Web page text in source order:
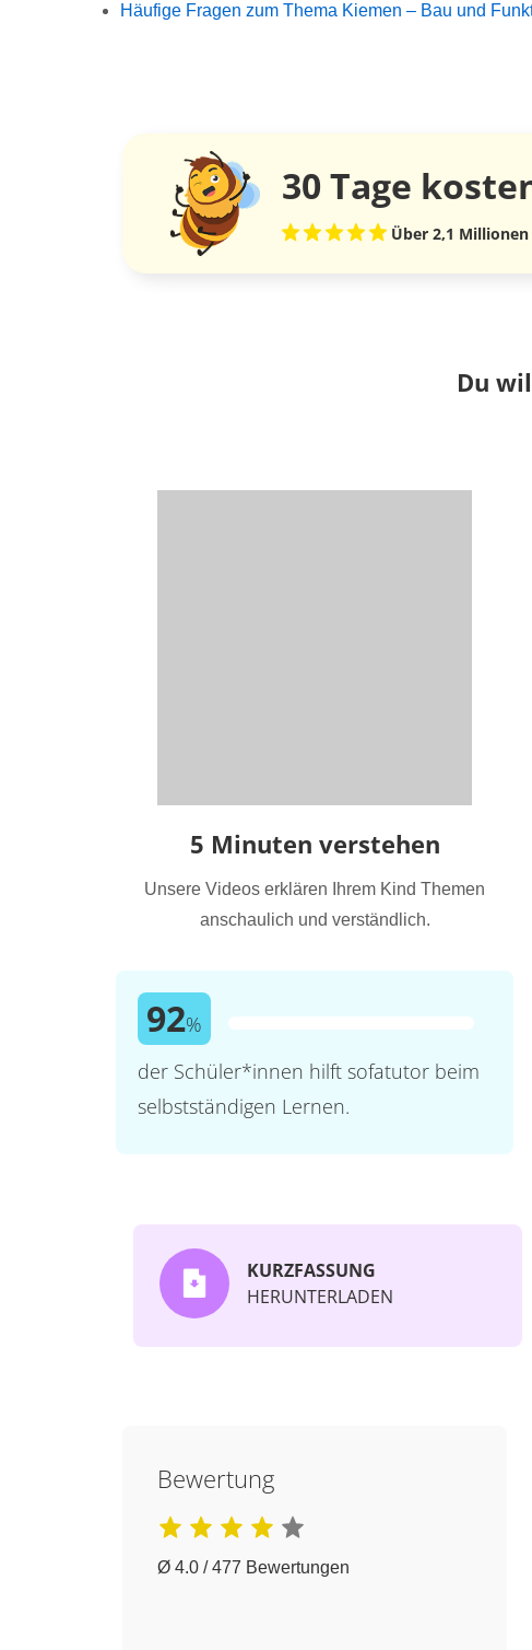
Häufige Fragen zum Thema Kiemen – Bau und
30 Tage
Über 2,1
Du
5 Minuten verstehen
Unsere Videos erklären Ihrem Kind Themen
anschaulich und verständlich.
92%
der Schüler*innen hilft sofatutor beim
selbstständigen Lernen.
KURZFASSUNG
HERUNTERLADEN
Bewertung
Ø 4.0 / 477 Bewertungen